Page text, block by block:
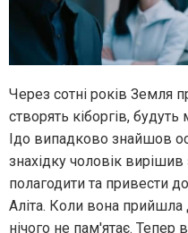
Через сотні років Земля
створять кіборгів,
Ідо випадково знайшов
знахідку чоловік
полагодити та привести
Аліта. Коли вона прийшла
нічого не пам'ятає. Тепер